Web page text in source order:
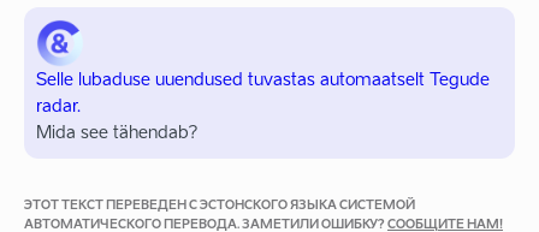
Selle lubaduse uuendused tuvastas automaatselt Tegude
radar.
Mida see tähendab?
ЭТОТ ТЕКСТ ПЕРЕВЕДЕН С ЭСТОНСКОГО ЯЗЫКА СИСТЕМОЙ
АВТОМАТИЧЕСКОГО ПЕРЕВОДА. ЗАМЕТИЛИ ОШИБКУ? СООБЩИТЕ НАМ!